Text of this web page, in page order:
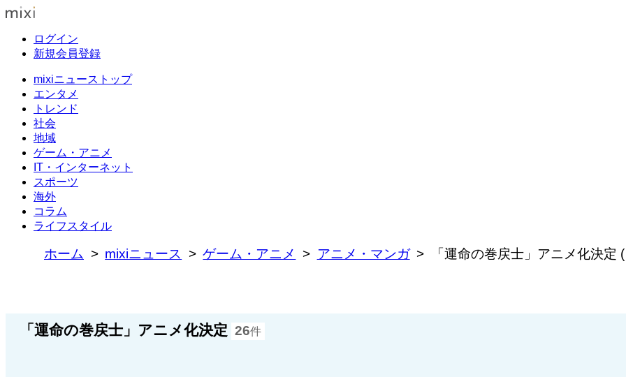
ログイン
新規会員登録
mixiニューストップ
エンタメ
トレンド
社会
地域
ゲーム・アニメ
IT・インターネット
スポーツ
海外
コラム
ライフスタイル
ホーム mixiニュース ゲーム・アニメ アニメ・マンガ 「運命の巻戻士」アニメ化決
「運命の巻戻士」アニメ化決定 26件